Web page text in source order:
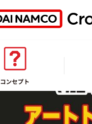
コンセプト